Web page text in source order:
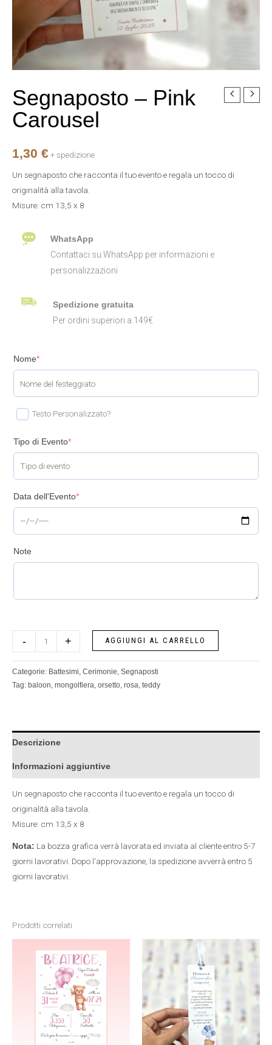
Segnaposto – Pink
Carousel
1,30 €+ spedizione
Un segnaposto che racconta il tuo evento e regala un tocco di
originalità alla tavola.
Misure: cm 13,5 x 8
WhatsApp
Contattaci su WhatsApp per informazioni e
personalizzazioni
Spedizione gratuita
Per ordini superiori a 149€
Nome*
Testo Personalizzato?
Tipo di Evento*
Data dell'Evento*
Note
-
Segnaposto
Pink
quantità
+ AGGIUNGI AL CARRELLO
Categorie: Battesimi, Cerimonie, Segnaposti
Tag: baloon, mongolfiera, orsetto, rosa, teddy
Descrizione
Informazioni aggiuntive
Un segnaposto che racconta il tuo evento e regala un tocco di
originalità alla tavola.
Misure: cm 13,5 x 8
Nota: La bozza grafica verrà lavorata ed inviata al cliente entro 5-7
giorni lavorativi. Dopo l'approvazione, la spedizione avverrà entro 5
giorni lavorativi.
Prodotti correlati
Fascia
prezzo:
da
12,00 €
a
34,00 €